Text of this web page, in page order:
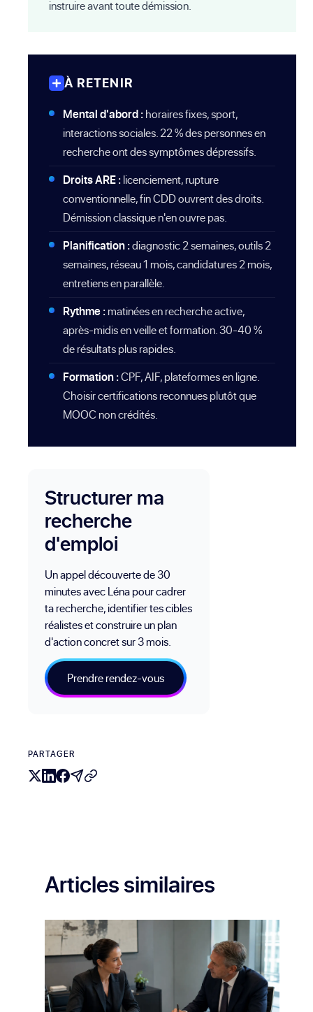
instruire avant toute démission.
À RETENIR
Mental d'abord :horaires fixes, sport,
interactions sociales. 22 % des personnes en
recherche ont des symptômes dépressifs.
Droits ARE :licenciement, rupture
conventionnelle, fin CDD ouvrent des droits.
Démission classique n'en ouvre pas.
Planification :diagnostic 2 semaines, outils 2
semaines, réseau 1 mois, candidatures 2 mois,
entretiens en parallèle.
Rythme :matinées en recherche active,
après-midis en veille et formation. 30-40 %
de résultats plus rapides.
Formation :CPF, AIF, plateformes en ligne.
Choisir certifications reconnues plutôt que
MOOC non crédités.
Structurer ma
recherche
d'emploi
Un appel découverte de 30
minutes avec Léna pour cadrer
ta recherche, identifier tes cibles
réalistes et construire un plan
d'action concret sur 3 mois.
Prendre rendez-vous
PARTAGER
Articles similaires